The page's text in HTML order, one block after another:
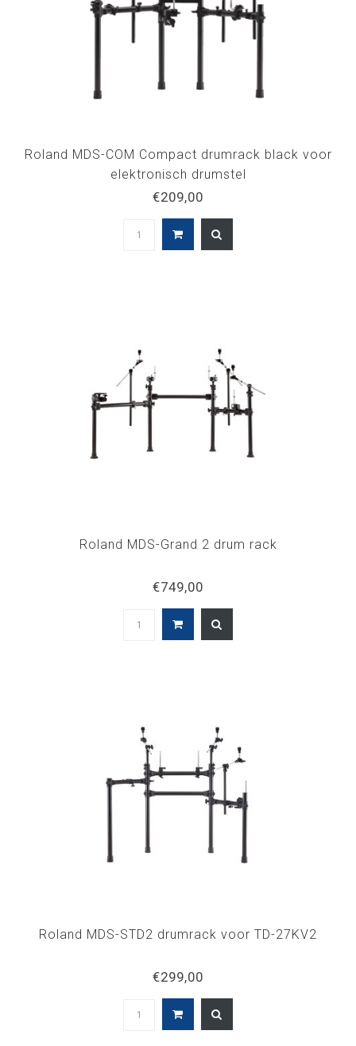
Roland MDS-COM Compact drumrack black voor
elektronisch drumstel
€209,00
Roland MDS-Grand 2 drum rack
€749,00
Roland MDS-STD2 drumrack voor TD-27KV2
€299,00